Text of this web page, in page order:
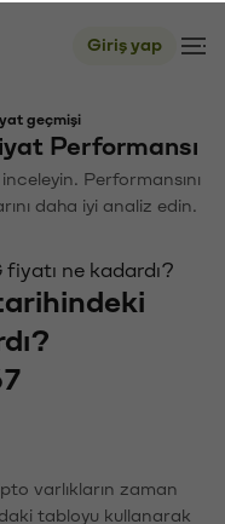
Giriş yap
geçmişi
Performansı
Performansını
daha iyi analiz edin.
ne kadardı?
varlıkların zaman
tabloyu kullanarak